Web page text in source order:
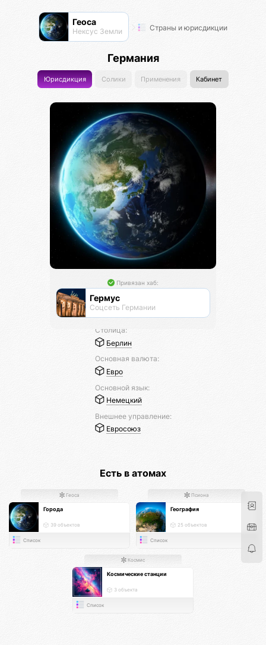
Геоса
Нексус Земли Страны и юрисдикции
Германия
Юрисдикция Солики Применения Кабинет
Привязан хаб:
Гермус
Соцсеть Германии
Столица:
Берлин
Основная валюта:
Евро
Основной язык:
Немецкий
Внешнее управление:
Евросоюз
Есть в атомах
Геоса
Города
39 объектов
Список
Псиона
География
25 объектов
Список
Космис
Космические станции
3 объекта
Список